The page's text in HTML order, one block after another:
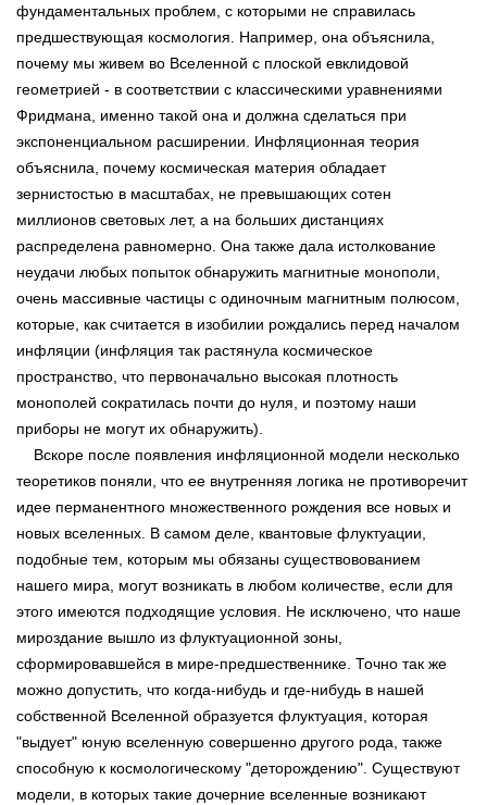
фундаментальных проблем, с которыми не справилась
предшествующая космология. Например, она объяснила,
почему мы живем во Вселенной с плоской евклидовой
геометрией - в соответствии с классическими уравнениями
Фридмана, именно такой она и должна сделаться при
экспоненциальном расширении. Инфляционная теория
объяснила, почему космическая материя обладает
зернистостью в масштабах, не превышающих сотен
миллионов световых лет, а на больших дистанциях
распределена равномерно. Она также дала истолкование
неудачи любых попыток обнаружить магнитные монополи,
очень массивные частицы с одиночным магнитным полюсом,
которые, как считается в изобилии рождались перед началом
инфляции (инфляция так растянула космическое
пространство, что первоначально высокая плотность
монополей сократилась почти до нуля, и поэтому наши
приборы не могут их обнаружить).
Вскоре после появления инфляционной модели несколько
теоретиков поняли, что ее внутренняя логика не противоречит
идее перманентного множественного рождения все новых и
новых вселенных. В самом деле, квантовые флуктуации,
подобные тем, которым мы обязаны существовованием
нашего мира, могут возникать в любом количестве, если для
этого имеются подходящие условия. Не исключено, что наше
мироздание вышло из флуктуационной зоны,
сформировавшейся в мире-предшественнике. Точно так же
можно допустить, что когда-нибудь и где-нибудь в нашей
собственной Вселенной образуется флуктуация, которая
"выдует" юную вселенную совершенно другого рода, также
способную к космологическому "деторождению". Существуют
модели, в которых такие дочерние вселенные возникают